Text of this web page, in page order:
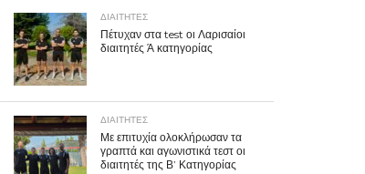
ΔΙΑΙΤΗΤΕΣ
Πέτυχαν στα test οι Λαρισαίοι
διαιτητές Ά κατηγορίας
ΔΙΑΙΤΗΤΕΣ
Με επιτυχία ολοκλήρωσαν τα
γραπτά και αγωνιστικά τεστ οι
διαιτητές της Β’ Κατηγορίας